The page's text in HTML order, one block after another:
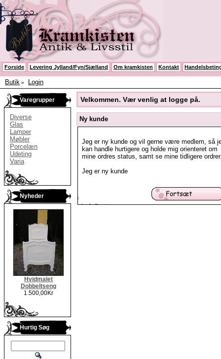
Forside Levering Jylland/Fyn/Sjælland Om kramkisten Kontakt
Butik » Login
Varegrupper
Diverse
Glas
Lamper
Møbler
Porcelæn
Udeting
Varia
Nyheder
Hvidmalet
Dobbeltseng
1.500,00Kr
Hurtig Søg
Velkommen. Vær venlig at logge på.
Ny kunde
Jeg er ny kunde og vil gerne være medlem, så
kan handle hurtigere og holde mig orienteret om
mine ordres status, samt se mine tidligere
Jeg er ny kunde